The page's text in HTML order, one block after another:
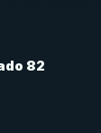
82